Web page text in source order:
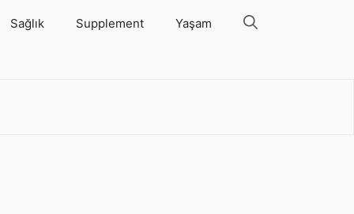
Sağlık Supplement Yaşam